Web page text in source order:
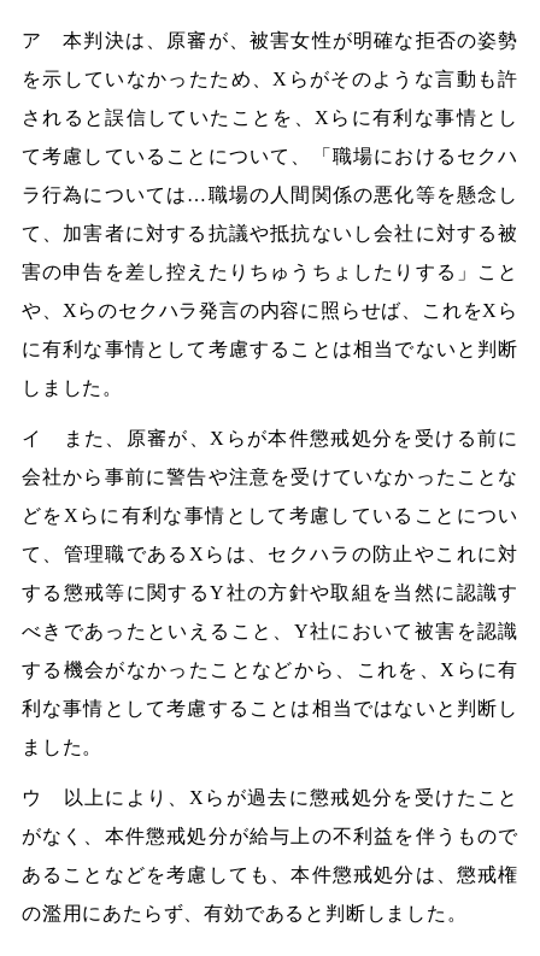
ア 本判決は、原審が、被害女性が明確な拒否の姿勢
を示していなかったため、Xらがそのような言動も許
されると誤信していたことを、Xらに有利な事情とし
て考慮していることについて、「職場におけるセクハ
ラ行為については…職場の人間関係の悪化等を懸念し
て、加害者に対する抗議や抵抗ないし会社に対する被
害の申告を差し控えたりちゅうちょしたりする」こと
や、Xらのセクハラ発言の内容に照らせば、これをXら
に有利な事情として考慮することは相当でないと判断
しました。
イ また、原審が、Xらが本件懲戒処分を受ける前に
会社から事前に警告や注意を受けていなかったことな
どをXらに有利な事情として考慮していることについ
て、管理職であるXらは、セクハラの防止やこれに対
する懲戒等に関するY社の方針や取組を当然に認識す
べきであったといえること、Y社において被害を認識
する機会がなかったことなどから、これを、Xらに有
利な事情として考慮することは相当ではないと判断し
ました。
ウ 以上により、Xらが過去に懲戒処分を受けたこと
がなく、本件懲戒処分が給与上の不利益を伴うもので
あることなどを考慮しても、本件懲戒処分は、懲戒権
の濫用にあたらず、有効であると判断しました。